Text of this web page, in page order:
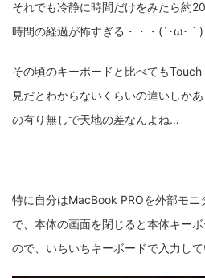
それでも冷静に時間だけをみたら約
時間の経過が怖すぎる・・・(´･ω･｀)
その頃のキーボードと比べても
見だとわからないくらいの違いしか
の有り無しで天地の差なんよね…
特に自分はMacBook PROを外部モ
で、本体の画面を閉じると本体キー
ので、いちいちキーボードで入力して